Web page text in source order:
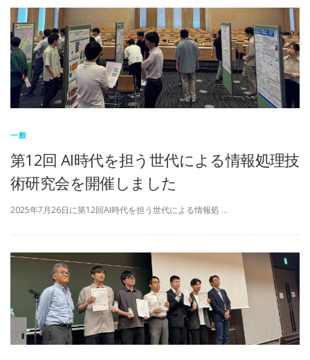
一般
第12回 AI時代を担う世代による情報処理技
術研究会を開催しました
2025年7月26日に第12回AI時代を担う世代による情報処 …